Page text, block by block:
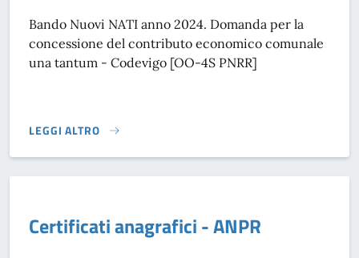
Bando Nuovi NATI anno 2024. Domanda per la
concessione del contributo economico comunale
una tantum - Codevigo [OO-4S PNRR]
LEGGI ALTRO
BANDO NUOVI NATI ANNO 2024. DOMANDA PER LA
Certificati anagrafici - ANPR